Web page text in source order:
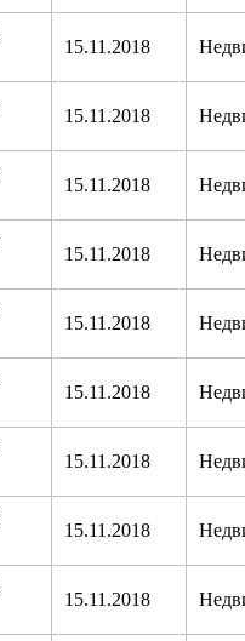
15.11.2018
15.11.2018
15.11.2018
15.11.2018
15.11.2018
15.11.2018
15.11.2018
15.11.2018
15.11.2018